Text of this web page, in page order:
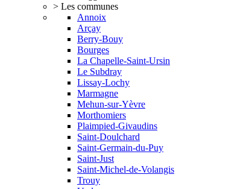
> Les communes
Annoix
Arçay
Berry-Bouy
Bourges
La Chapelle-Saint-Ursin
Le Subdray
Lissay-Lochy
Marmagne
Mehun-sur-Yèvre
Morthomiers
Plaimpied-Givaudins
Saint-Doulchard
Saint-Germain-du-Puy
Saint-Just
Saint-Michel-de-Volangis
Trouy